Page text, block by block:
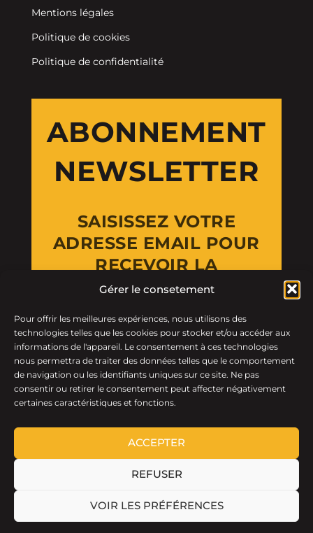
Gérer le consetement
Pour offrir les meilleures expériences, nous utilisons des
technologies telles que les cookies pour stocker et/ou accéder aux
informations de l'appareil. Le consentement à ces technologies
nous permettra de traiter des données telles que le comportement
de navigation ou les identifiants uniques sur ce site. Ne pas
consentir ou retirer le consentement peut affecter négativement
certaines caractéristiques et fonctions.
ACCEPTER
REFUSER
VOIR LES PRÉFÉRENCES
Mentions légales
Politique de cookies
Politique de confidentialité
ABONNEMENT
NEWSLETTER
SAISISSEZ VOTRE
ADRESSE EMAIL POUR
RECEVOIR LA
NEWSLETTER
Email Address
LTF © 2026 · Tous droits réservés.